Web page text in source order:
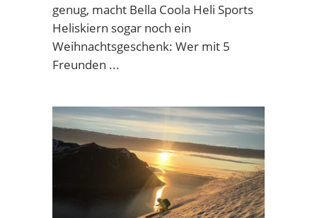
genug, macht Bella Coola Heli Sports
Heliskiern sogar noch ein
Weihnachtsgeschenk: Wer mit 5
Freunden